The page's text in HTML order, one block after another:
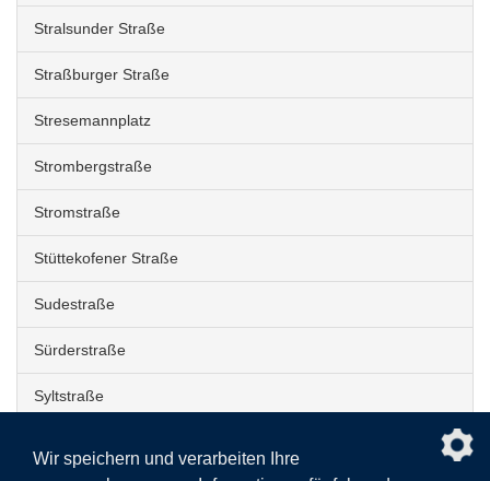
Stralsunder Straße
Straßburger Straße
Stresemannplatz
Strombergstraße
Stromstraße
Stüttekofener Straße
Sudestraße
Sürderstraße
Syltstraße
nach
Wir speichern und verarbeiten Ihre